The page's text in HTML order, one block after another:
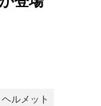
ヘルメット